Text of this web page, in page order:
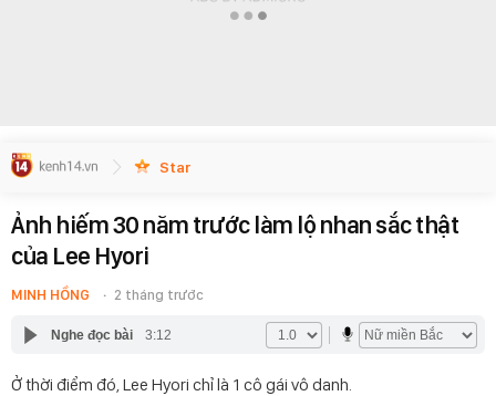
Star
Ảnh hiếm 30 năm trước làm lộ nhan sắc thật
của Lee Hyori
MINH HỒNG 2 tháng trước
Nghe đọc bài 3:12
Ở thời điểm đó, Lee Hyori chỉ là 1 cô gái vô danh.